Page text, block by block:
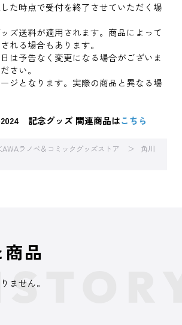
た時点で受付を終了させていただく場
ズ送料が適用されます。商品によって
れる場合もあります。
は予告なく変更になる場合がございま
さい。
ジとなります。実際の商品と異なる場
記念グッズ 関連商品はこちら
ラノベ＆コミックグッズストア
角川
品
ません。